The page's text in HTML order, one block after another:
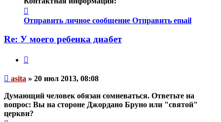
информация
пользователя
Отправить личное сообщение Отправить email
Re: У моего ребенка диабет
Непрочитанное
asita » 20 июл 2013, 08:08
Думающий человек обязан сомневаться. Ответьте на
вопрос: Вы на стороне Джордано Бруно или "святой"
церкви?